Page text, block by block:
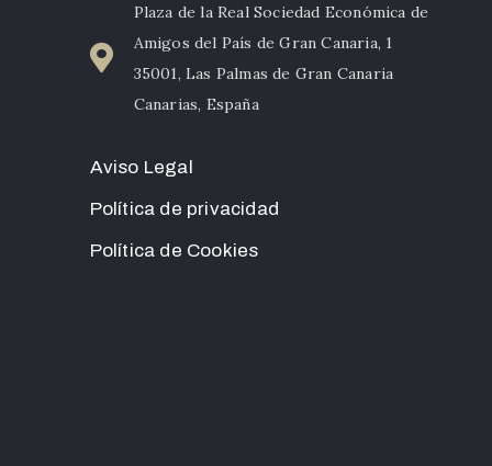
Plaza de la Real Sociedad Económica de
Amigos del País de Gran Canaria, 1
35001, Las Palmas de Gran Canaria
Canarias, España
Aviso Legal
Política de privacidad
Política de Cookies